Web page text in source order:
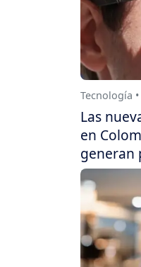
Tecnología
Las
en
generan